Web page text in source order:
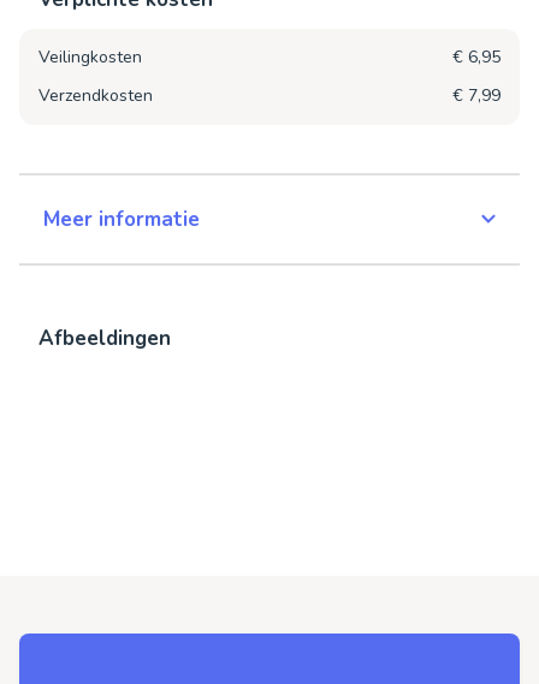
Veilingkosten
€ 6,95
Verzendkosten
€ 7,99
Meer informatie
Afbeeldingen